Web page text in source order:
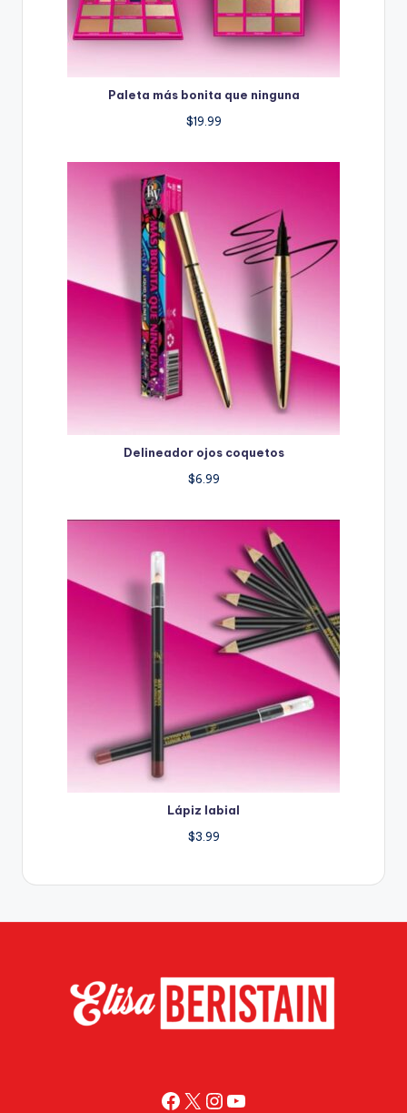
Paleta más bonita que ninguna
$19.99
Delineador ojos coquetos
$6.99
Lápiz labial
$3.99
Facebook
X Instagram
YouTube